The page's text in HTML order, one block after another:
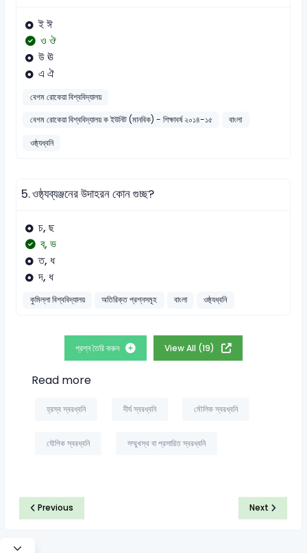
ই ঈ
ও ঔ
উ ঊ
এ ঐ
বেগম রোকেয়া বিশ্ববিদ্যালয়
বেগম রোকেয়া বিশ্ববিদ্যালয় ক ইউনিট (মানবিক) - শিক্ষাবর্ষ ২০১৪-১৫
বাংলা
ওষ্ঠ্যধ্বনি
5.ওষ্ঠ্যব্যঞ্জনের উদাহরন কোন গুচ্ছ?
চ, ছ
ব, ভ
ত, ধ
দ, ধ
কুমিল্লা বিশ্ববিদ্যালয় অতিরিক্ত প্রশ্নসমূহ বাংলা ওষ্ঠ্যধ্বনি
প্রশ্ন তৈরি করুন View All (19)
Read more
হ্রস্ব স্বরধ্বনি দীর্ঘ স্বরধ্বনি মৌলিক স্বরধ্বনি
যৌগিক স্বরধ্বনি সম্মুখস্থ বা প্রসারিত স্বরধ্বনি
Previous Next